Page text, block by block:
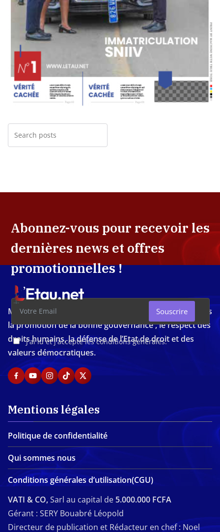
Abonnez-vous pour recevoir les
dernières news et offres
promotionnelles !
J'ai lu et j'accepte les conditions générales.
Souscrire
Média d'investigation ivoirien résolument engagé dans
la promotion de la bonne gouvernance , le respect des
droits humains, la défense de l’Etat de droit et des
valeurs démocratiques.
Mentions légales
Politique de confidentialité
Qui sommes nous
Conditions générales d’utilisation(CGU)
VATI & CO,Sarl au capital de 5.000.000 FCFA
Gérant : SERY Bouabré Léopold
Directeur de publication et Rédacteur en chef : Noel